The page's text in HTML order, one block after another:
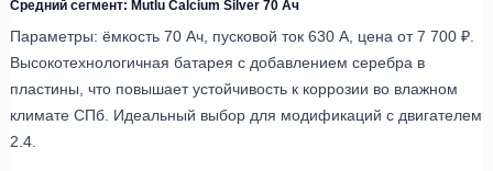
Средний сегмент: Mutlu Calcium Silver 70 Ач
Параметры: ёмкость 70 Ач, пусковой ток 630 А, цена от 7 700 ₽.
Высокотехнологичная батарея с добавлением серебра в
пластины, что повышает устойчивость к коррозии во влажном
климате СПб. Идеальный выбор для модификаций с двигателем
2.4.